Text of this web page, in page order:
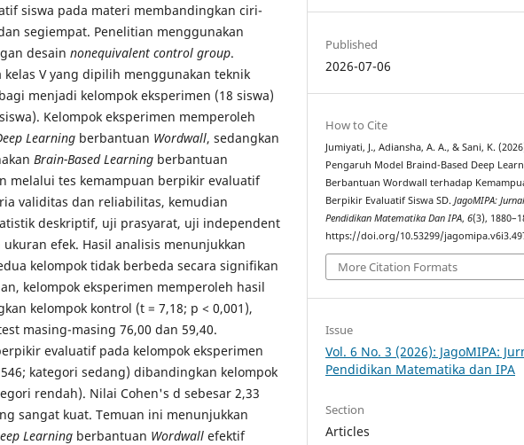
siswa pada materi membandingkan ciri-
segiempat. Penelitian menggunakan
desain nonequivalent control group.
V yang dipilih menggunakan teknik
menjadi kelompok eksperimen (18 siswa)
Kelompok eksperimen memperoleh
Learning berbantuan Wordwall, sedangkan
Brain-Based Learning berbantuan
melalui tes kemampuan berpikir evaluatif
validitas dan reliabilitas, kemudian
deskriptif, uji prasyarat, uji independent
efek. Hasil analisis menunjukkan
kelompok tidak berbeda secara signifikan
kelompok eksperimen memperoleh hasil
kelompok kontrol (t = 7,18; p < 0,001),
masing-masing 76,00 dan 59,40.
evaluatif pada kelompok eksperimen
kategori sedang) dibandingkan kelompok
rendah). Nilai Cohen's d sebesar 2,33
sangat kuat. Temuan ini menunjukkan
Learning berbantuan Wordwall efektif
Published
2026-07-06
How to Cite
Jumiyati, J., Adiansha, A. A., & Sani, K.
Pengaruh Model Braind-Based Deep
Berbantuan Wordwall terhadap
Berpikir Evaluatif Siswa SD.JagoMIPA:
Pendidikan Matematika Dan IPA,6(3),
https://doi.org/10.53299/
More Citation Formats
Issue
Vol. 6 No. 3 (2026): JagoMIPA:
Pendidikan Matematika dan IPA
Section
Articles